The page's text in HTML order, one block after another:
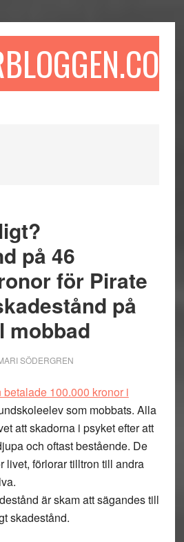
på 46
för Pirate
på
mobbad
SÖDERGREN
100.000 kronor i
som mobbats. Alla
att skadorna i psyket efter att
och oftast bestående. De
livet, förlorar tilltron till andra
är skam att sägandes till
skadestånd.